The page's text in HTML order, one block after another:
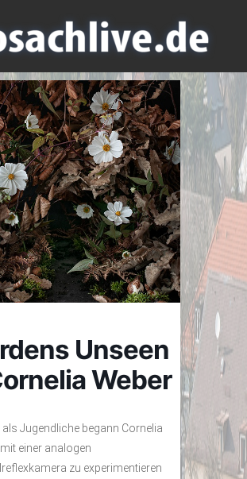
Unseen
Weber
als Jugendliche begann Cornelia
einer analogen
zu experimentieren